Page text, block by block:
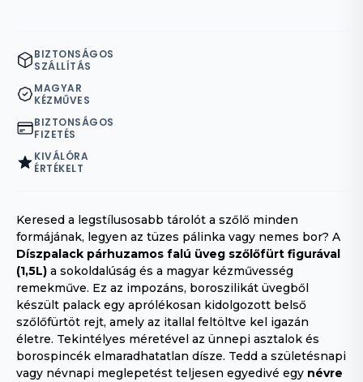
BIZTONSÁGOS
SZÁLLÍTÁS
MAGYAR
KÉZMŰVES
BIZTONSÁGOS
FIZETÉS
KIVÁLÓRA
ÉRTÉKELT
Keresed a legstílusosabb tárolót a szőlő minden
formájának, legyen az tüzes pálinka vagy nemes bor? A
Díszpalack párhuzamos falú üveg szőlőfürt figurával
(1,5L) a sokoldalúság és a magyar kézművesség
remekműve. Ez az impozáns, boroszilikát üvegből
készült palack egy aprólékosan kidolgozott belső
szőlőfürtöt rejt, amely az itallal feltöltve kel igazán
életre. Tekintélyes méretével az ünnepi asztalok és
borospincék elmaradhatatlan dísze. Tedd a születésnapi
vagy névnapi meglepetést teljesen egyedivé egy névre